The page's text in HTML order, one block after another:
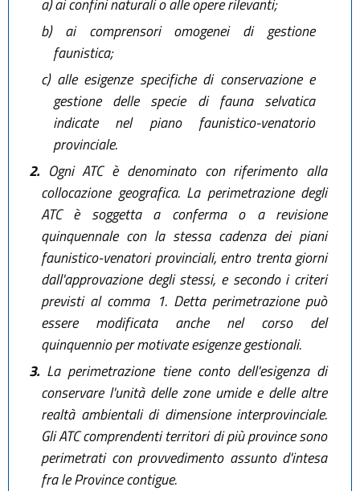
a)ai confini naturali o alle opere rilevanti;
b)ai comprensori omogenei di gestione
faunistica;
c)alle esigenze specifiche di conservazione e
gestione delle specie di fauna selvatica
indicate nel piano faunistico-venatorio
provinciale.
2.Ogni ATC è denominato con riferimento alla
collocazione geografica. La perimetrazione degli
ATC è soggetta a conferma o a revisione
quinquennale con la stessa cadenza dei piani
faunistico-venatori provinciali, entro trenta giorni
dall'approvazione degli stessi, e secondo i criteri
previsti al comma 1. Detta perimetrazione può
essere modificata anche nel corso del
quinquennio per motivate esigenze gestionali.
3.La perimetrazione tiene conto dell'esigenza di
conservare l'unità delle zone umide e delle altre
realtà ambientali di dimensione interprovinciale.
Gli ATC comprendenti territori di più province sono
perimetrati con provvedimento assunto d'intesa
fra le Province contigue.